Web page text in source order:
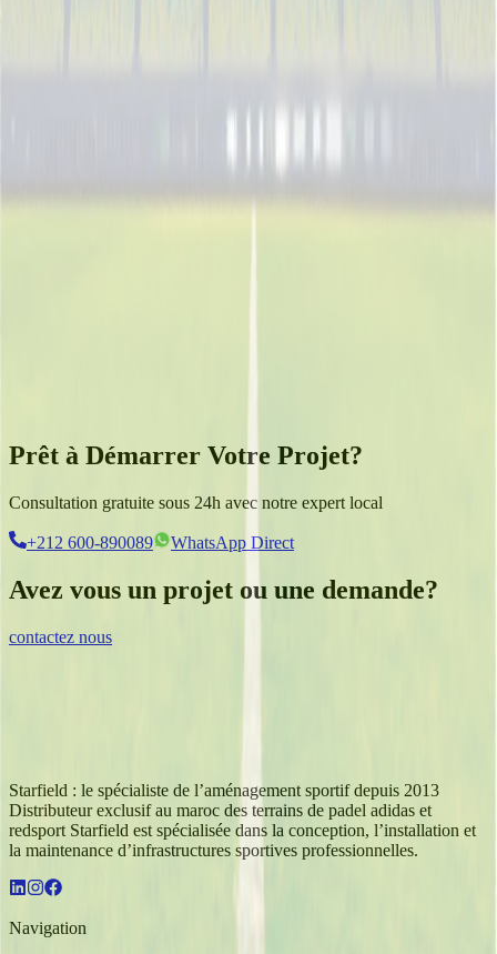
Prêt à Démarrer Votre Projet?
Consultation gratuite sous 24h avec notre expert local
+212 600-890089 WhatsApp Direct
Avez vous un projet ou une demande?
contactez nous
Starfield : le spécialiste de l’aménagement sportif depuis 2013
Distributeur exclusif au maroc des terrains de padel adidas et
redsport Starfield est spécialisée dans la conception, l’installation et
la maintenance d’infrastructures sportives professionnelles.
Navigation